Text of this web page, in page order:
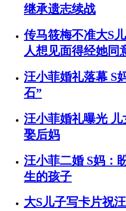
继承遗志续战
传马筱梅不准大S
人想见面得经她同
汪小菲婚礼落幕 S
石”
汪小菲婚礼曝光
娶后妈
汪小菲二婚 S妈：
生的孩子
大S儿子写卡片祝